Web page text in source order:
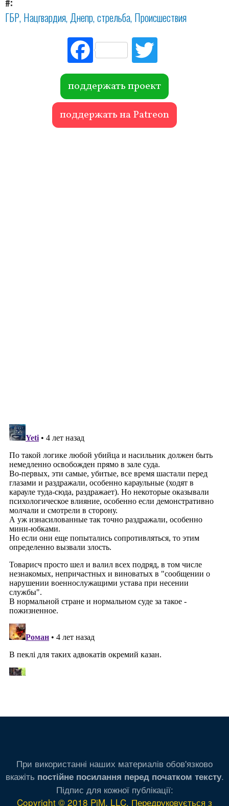
ГБР Нацгвардия Днепр стрельба Происшествия
Fac
ebo
ok r
поддержать проект
поддержать на Patreon
При використанні наших материалів обов'язково
вкажіть постійне посилання перед початком тексту.
Підпис для кожної публікації:
Copyright © 2018 PiM, LLC. Передруковується з